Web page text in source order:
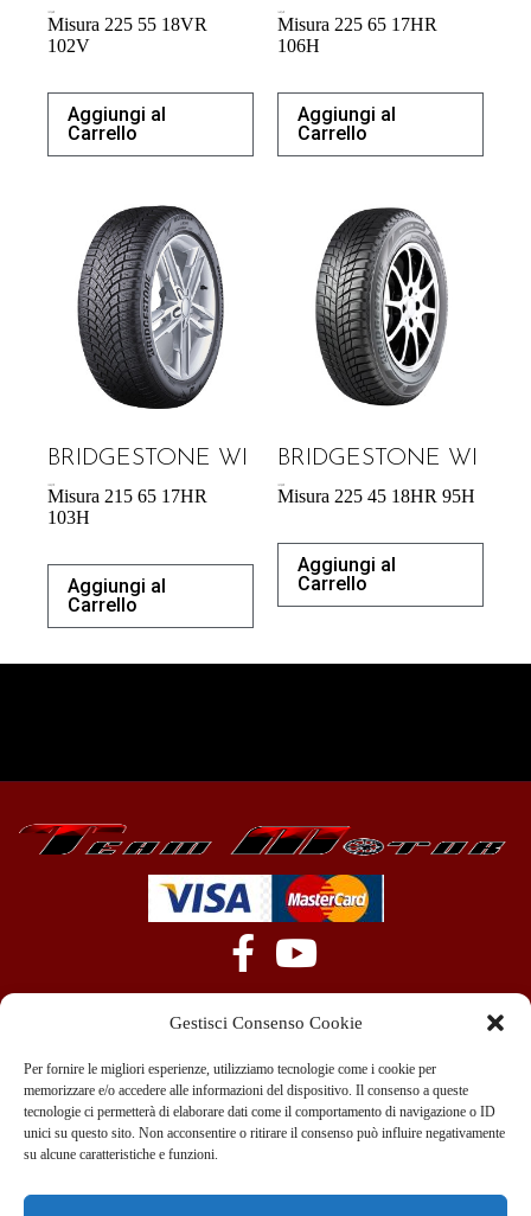
Gestisci Consenso Cookie
Per fornire le migliori esperienze, utilizziamo tecnologie come i cookie per
memorizzare e/o accedere alle informazioni del dispositivo. Il consenso a queste
tecnologie ci permetterà di elaborare dati come il comportamento di navigazione o ID
unici su questo sito. Non acconsentire o ritirare il consenso può influire negativamente
su alcune caratteristiche e funzioni.
Misura 225 55 18VR
102V
Aggiungi al
Carrello
Misura 225 65 17HR
106H
Aggiungi al
Carrello
BRIDGESTONE WI
Misura 215 65 17HR
103H
Aggiungi al
Carrello
BRIDGESTONE WI
Misura 225 45 18HR 95H
Aggiungi al
Carrello
+39 351 970 89 33
info@teammotor.it